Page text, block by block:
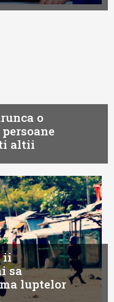
o
altii
ii
sa
luptelor